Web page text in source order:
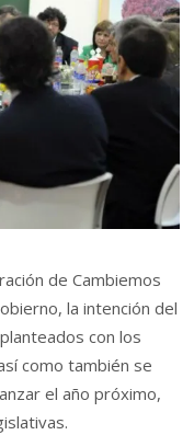
de Cambiemos
la intención del
con los
como también se
el año próximo,